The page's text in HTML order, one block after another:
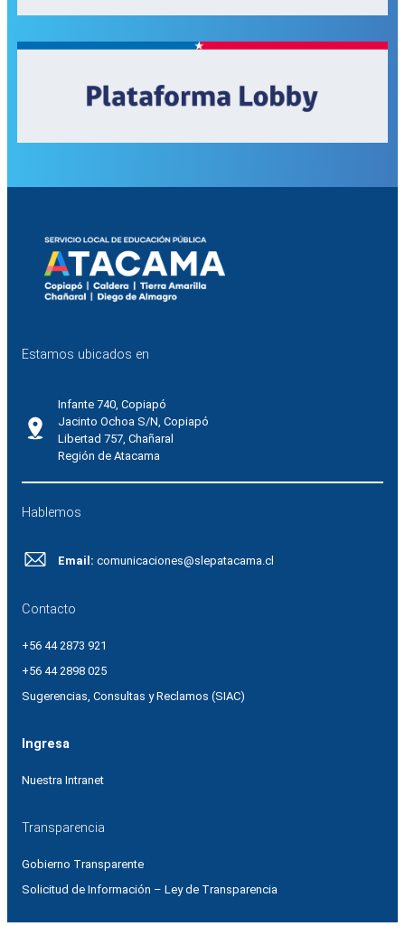
Estamos ubicados en
Infante 740, Copiapó
Jacinto Ochoa S/N, Copiapó
Libertad 757, Chañaral
Región de Atacama
Hablemos
Email: comunicaciones@slepatacama.cl
Contacto
+56 44 2873 921
+56 44 2898 025
Sugerencias, Consultas y Reclamos (SIAC)
Ingresa
Nuestra Intranet
Transparencia
Gobierno Transparente
Solicitud de Información – Ley de Transparencia